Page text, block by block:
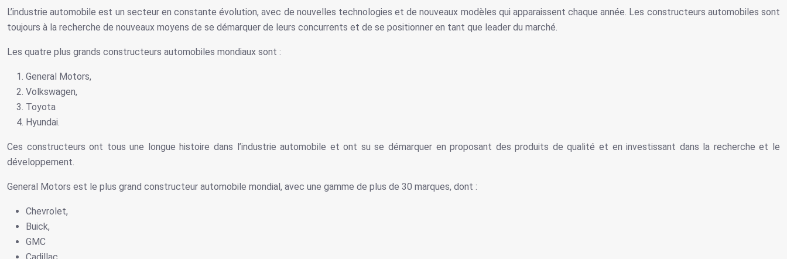
L’industrie automobile est un secteur en constante évolution, avec de nouvelles technologies et de nouveaux modèles qui apparaissent chaque année. Les constructeurs automobiles sont
toujours à la recherche de nouveaux moyens de se démarquer de leurs concurrents et de se positionner en tant que leader du marché.
Les quatre plus grands constructeurs automobiles mondiaux sont :
General Motors,
Volkswagen,
Toyota
Hyundai.
Ces constructeurs ont tous une longue histoire dans l’industrie automobile et ont su se démarquer en proposant des produits de qualité et en investissant dans la recherche et le
développement.
General Motors est le plus grand constructeur automobile mondial, avec une gamme de plus de 30 marques, dont :
Chevrolet,
Buick,
GMC